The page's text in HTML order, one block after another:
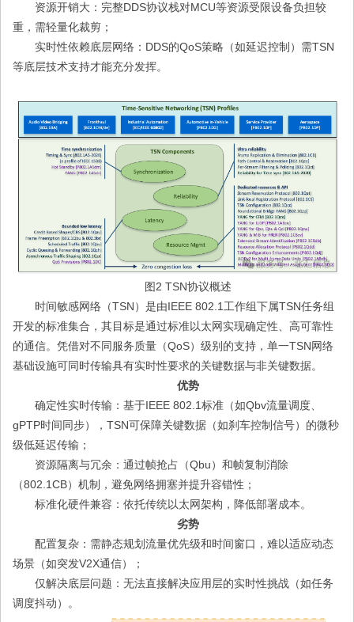
资源开销大：完整DDS协议栈对MCU等资源受限设备负担较
重，需轻量化裁剪；
实时性依赖底层网络：DDS的QoS策略（如延迟控制）需TSN
等底层技术支持才能充分发挥。
图2 TSN协议概述
时间敏感网络（TSN）是由IEEE 802.1工作组下属TSN任务组
开发的标准集合，其目标是通过标准以太网实现确定性、高可靠性
的通信。凭借对不同服务质量（QoS）级别的支持，单一TSN网络
基础设施可同时传输具有实时性要求的关键数据与非关键数据。
优势
确定性实时传输：基于IEEE 802.1标准（如Qbv流量调度、
gPTP时间同步），TSN可保障关键数据（如刹车控制信号）的微秒
级低延迟传输；
资源隔离与冗余：通过帧抢占（Qbu）和帧复制消除
（802.1CB）机制，避免网络拥塞并提升容错性；
标准化硬件兼容：依托传统以太网架构，降低部署成本。
劣势
配置复杂：需静态规划流量优先级和时间窗口，难以适应动态
场景（如突发V2X通信）；
仅解决底层问题：无法直接解决应用层的实时性挑战（如任务
调度抖动）。